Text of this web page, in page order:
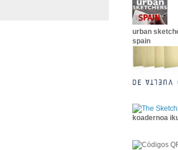
urban
spain
koadernoa